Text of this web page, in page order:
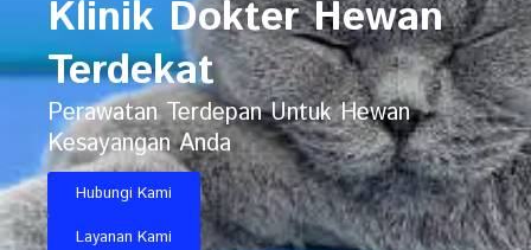
Klinik Dokter Hewan
Terdekat
Perawatan Terdepan Untuk Hewan
Kesayangan Anda
Hubungi Kami
Layanan Kami